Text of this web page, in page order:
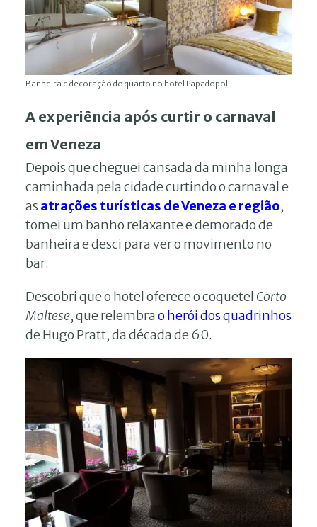
Banheira e decoração do quarto no hotel Papadopoli
A experiência após curtir o carnaval
em Veneza
Depois que cheguei cansada da minha longa
caminhada pela cidade curtindo o carnaval e
as atrações turísticas de Veneza e região,
tomei um banho relaxante e demorado de
banheira e desci para ver o movimento no
bar.
Descobri que o hotel oferece o coquetel Corto
Maltese, que relembrao herói dos quadrinhos
de Hugo Pratt, da década de 60.